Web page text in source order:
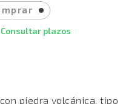
plazos
con piedra volcánica, tipo